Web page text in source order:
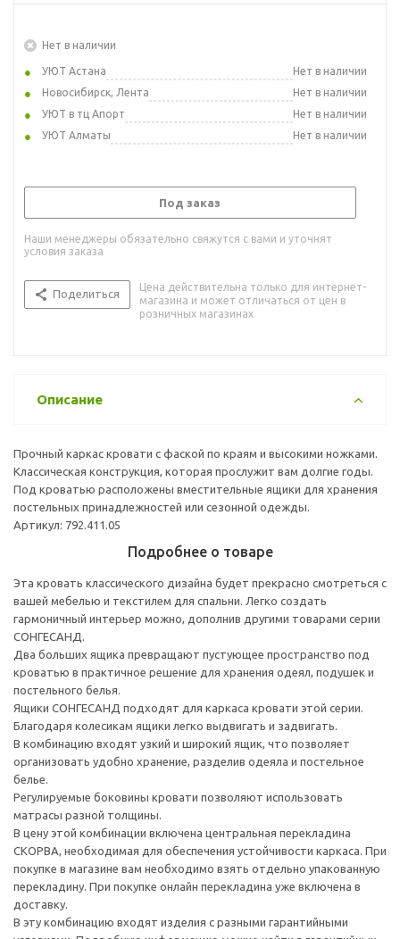
Нет в наличии
УЮТ Астана
Нет в наличии
Новосибирск, Лента
Нет в наличии
УЮТ в тц Апорт
Нет в наличии
УЮТ Алматы
Нет в наличии
Под заказ
Наши менеджеры обязательно свяжутся с вами и уточнят
условия заказа
Поделиться
Цена действительна только для интернет-
магазина и может отличаться от цен в
розничных магазинах
Описание
Прочный каркас кровати с фаской по краям и высокими ножками.
Классическая конструкция, которая прослужит вам долгие годы.
Под кроватью расположены вместительные ящики для хранения
постельных принадлежностей или сезонной одежды.
Артикул: 792.411.05
Подробнее о товаре
Эта кровать классического дизайна будет прекрасно смотреться с
вашей мебелью и текстилем для спальни. Легко создать
гармоничный интерьер можно, дополнив другими товарами серии
СОНГЕСАНД.
Два больших ящика превращают пустующее пространство под
кроватью в практичное решение для хранения одеял, подушек и
постельного белья.
Ящики СОНГЕСАНД подходят для каркаса кровати этой серии.
Благодаря колесикам ящики легко выдвигать и задвигать.
В комбинацию входят узкий и широкий ящик, что позволяет
организовать удобно хранение, разделив одеяла и постельное
белье.
Регулируемые боковины кровати позволяют использовать
матрасы разной толщины.
В цену этой комбинации включена центральная перекладина
СКОРВА, необходимая для обеспечения устойчивости каркаса. При
покупке в магазине вам необходимо взять отдельно упакованную
перекладину. При покупке онлайн перекладина уже включена в
доставку.
В эту комбинацию входят изделия с разными гарантийными